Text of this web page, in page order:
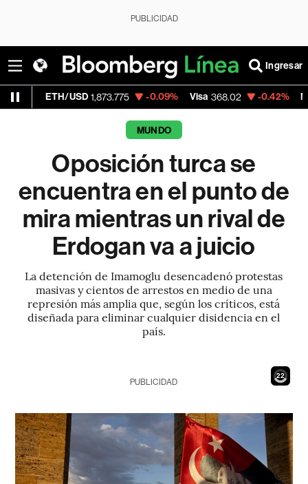
PUBLICIDAD
Ingresar
1,873.775 -0.09% Visa 368.02 -0.42% MercadoLibre
MUNDO
Oposición turca se
encuentra en el punto de
mira mientras un rival de
Erdogan va a juicio
La detención de Imamoglu desencadenó protestas
masivas y cientos de arrestos en medio de una
represión más amplia que, según los críticos, está
diseñada para eliminar cualquier disidencia en el
país.
20
PUBLICIDAD